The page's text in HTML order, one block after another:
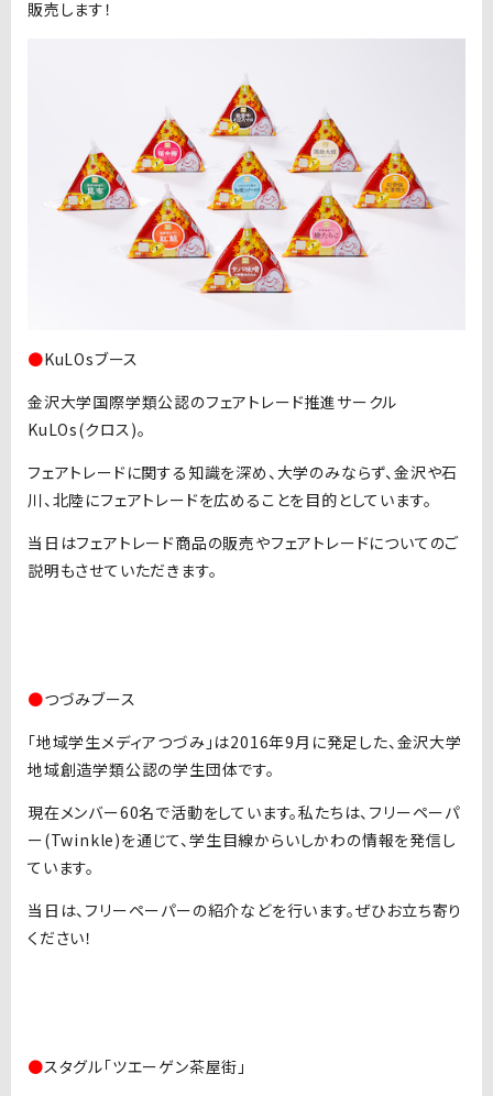
販売します！
●KuLOsブース
金沢大学国際学類公認のフェアトレード推進サークル
KuLOs(クロス)。
フェアトレードに関する知識を深め、大学のみならず、金沢や石
川、北陸にフェアトレードを広めることを目的としています。
当日はフェアトレード商品の販売やフェアトレードについてのご
説明もさせていただきます。
●つづみブース
「地域学生メディアつづみ」は2016年9月に発足した、金沢大学
地域創造学類公認の学生団体です。
現在メンバー60名で活動をしています。私たちは、フリーペーパ
ー(Twinkle)を通じて、学生目線からいしかわの情報を発信し
ています。
当日は、フリーペーパーの紹介などを行います。ぜひお立ち寄り
ください！
●スタグル「ツエーゲン茶屋街」